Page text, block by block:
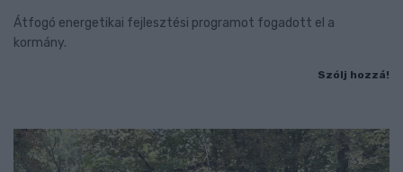
Átfogó energetikai fejlesztési programot fogadott el a
kormány.
Szólj hozzá!